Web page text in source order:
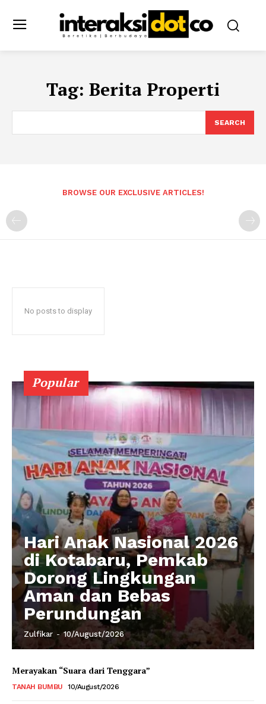
Tag: Berita Properti
SEARCH
BROWSE OUR EXCLUSIVE ARTICLES!
No posts to display
Popular
Hari Anak Nasional 2026
di Kotabaru, Pemkab
Dorong Lingkungan
Aman dan Bebas
Perundungan
Zulfikar - 10/August/2026
Merayakan “Suara dari Tenggara”
TANAH BUMBU 10/August/2026